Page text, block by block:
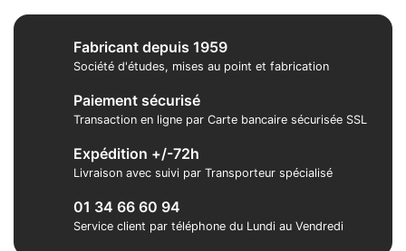
Fabricant depuis 1959
Société d'études, mises au point et fabrication
Paiement sécurisé
Transaction en ligne par Carte bancaire sécurisée SSL
Expédition +/-72h
Livraison avec suivi par Transporteur spécialisé
01 34 66 60 94
Service client par téléphone du Lundi au Vendredi